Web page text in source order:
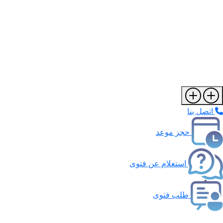
اتصل بنا
حجز موعد
استعلام عن فتوى
طلب فتوى